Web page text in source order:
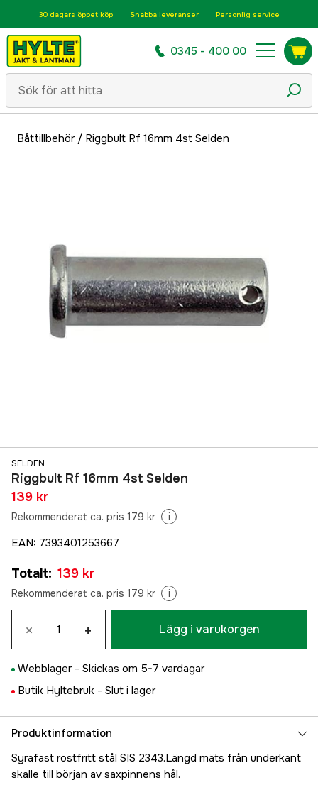
30 dagars öppet köp Snabba leveranser Personlig service
0345 - 400 00
Båttillbehör/ Riggbult Rf 16mm 4st Selden
SELDEN
Riggbult Rf 16mm 4st Selden
139 kr
Rekommenderat ca. pris 179 kr i
EAN: 7393401253667
Totalt: 139 kr
Rekommenderat ca. pris 179 kr i
× + Lägg i varukorgen
Webblager - Skickas om 5-7 vardagar
Butik Hyltebruk - Slut i lager
Produktinformation
Syrafast rostfritt stål SIS 2343.Längd mäts från underkant
skalle till början av saxpinnens hål.